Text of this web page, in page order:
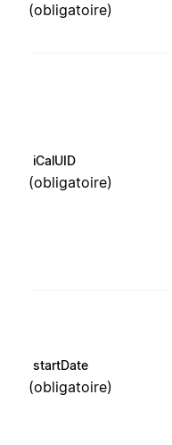
(obligatoire)
iCalUID
(obligatoire)
startDate
(obligatoire)